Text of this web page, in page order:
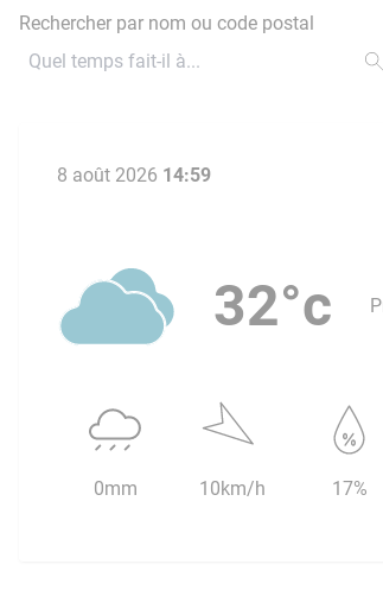
Rechercher par nom ou code postal
8 août 2026 14:59
32°c
0mm 10km/h 17%